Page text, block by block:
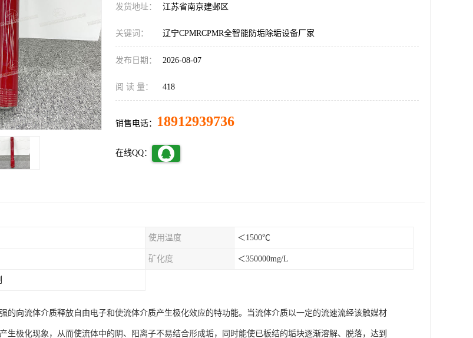
发货地址： 江苏省南京建邺区
关键词： 辽宁CPMRCPMR全智能防垢除垢设备厂家
发布日期： 2026-08-07
阅 读 量： 418
销售电话： 18912939736
在线QQ：
使用温度 ＜1500℃
矿化度 ＜350000mg/L
的向流体介质释放自由电子和使流体介质产生极化效应的特功能。当流体介质以一定的流速流经该触媒材
生极化现象，从而使流体中的阴、阳离子不易结合形成垢，同时能使已板结的垢块逐渐溶解、脱落，达到